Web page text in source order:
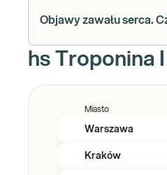
Objawy zawału serca.
hs Troponina
Miasto
Warszawa
Kraków